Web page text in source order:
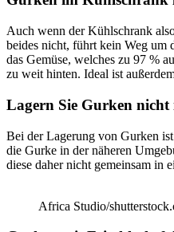
Auch wenn der Kühlschrank
beides nicht, führt kein Weg um
das Gemüse, welches zu 97 %
zu weit hinten. Ideal ist
Lagern Sie Gurken nicht
Bei der Lagerung von Gurken
die Gurke in der näheren
diese daher nicht gemeinsam in
Africa Studio/